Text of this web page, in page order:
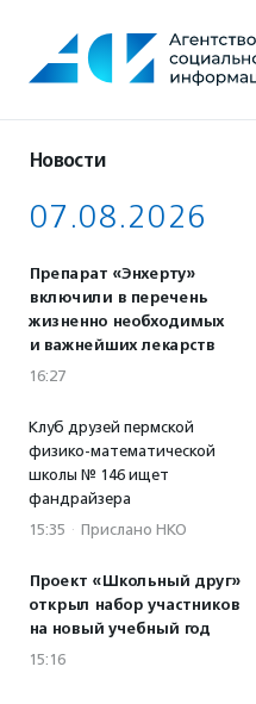
содержанию
Новости
07.08.2026
Препарат «Энхерту»
включили в перечень
жизненно необходимых
и важнейших лекарств
16:27
Клуб друзей пермской
физико-математической
школы № 146 ищет
фандрайзера
15:35 · Прислано НКО
Проект «Школьный друг»
открыл набор участников
на новый учебный год
15:16